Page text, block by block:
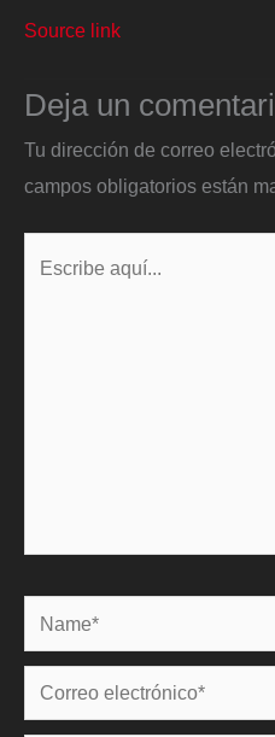
Source link
Deja un
Tu dirección de correo
campos obligatorios están
Name*
Correo
electrónico*